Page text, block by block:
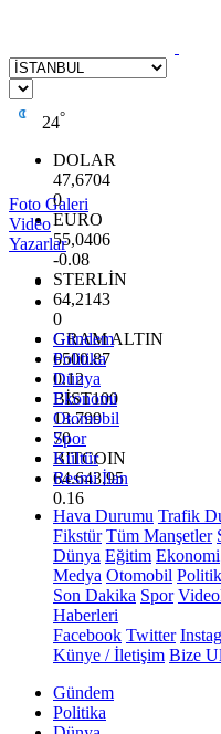
24°
DOLAR
47,6704
0
EURO
55,0406
-0.08
STERLİN
64,2143
0
GRAM ALTIN
6500.87
0.12
BİST100
13.799
70
BITCOIN
64.643,95
0.16
Foto Galeri
Video
Yazarlar
Gündem
Politika
Dünya
Ekonomi
Otomobil
Spor
Kültür
Resmi İlan
Hava Durumu Trafik
Fikstür Tüm Manşetler
Dünya Eğitim Ekonomi
Medya Otomobil
Son Dakika Spor
Haberleri
Facebook Twitter
Künye / İletişim Bize
Gündem
Politika